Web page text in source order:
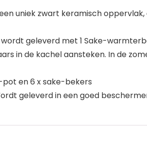
uniek zwart keramisch
geleverd met 1 Sake-
in de kachel aansteken. In de
pot en 6 x sake-bekers
geleverd in een goed